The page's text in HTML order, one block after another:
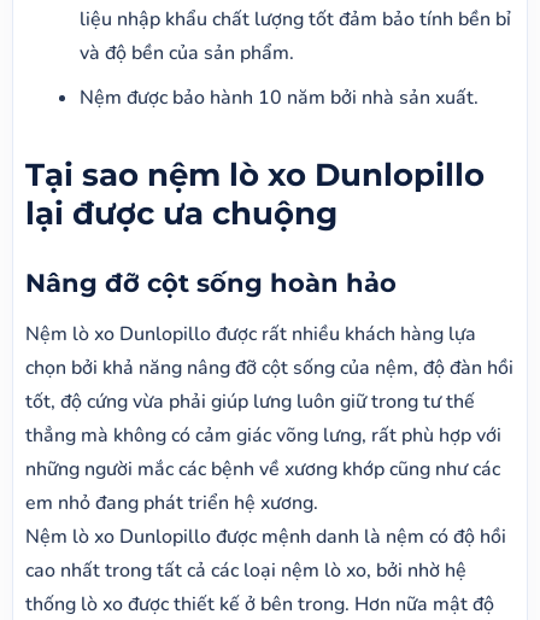
liệu nhập khẩu chất lượng tốt đảm bảo tính bền bỉ
và độ bền của sản phẩm.
Nệm được bảo hành 10 năm bởi nhà sản xuất.
Tại sao nệm lò xo Dunlopillo
lại được ưa chuộng
Nâng đỡ cột sống hoàn hảo
Nệm lò xo Dunlopillo được rất nhiều khách hàng lựa
chọn bởi khả năng nâng đỡ cột sống của nệm, độ đàn hồi
tốt, độ cứng vừa phải giúp lưng luôn giữ trong tư thế
thẳng mà không có cảm giác võng lưng, rất phù hợp với
những người mắc các bệnh về xương khớp cũng như các
em nhỏ đang phát triển hệ xương.
Nệm lò xo Dunlopillo được mệnh danh là nệm có độ hồi
cao nhất trong tất cả các loại nệm lò xo, bởi nhờ hệ
thống lò xo được thiết kế ở bên trong. Hơn nữa mật độ